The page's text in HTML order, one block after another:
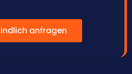
anfragen